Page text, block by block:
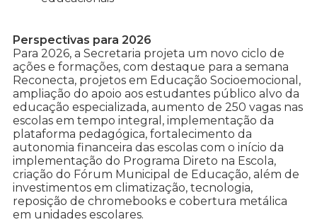
Perspectivas para 2026
Para 2026, a Secretaria projeta um novo ciclo de
ações e formações, com destaque para a semana
Reconecta, projetos em Educação Socioemocional,
ampliação do apoio aos estudantes público alvo da
educação especializada, aumento de 250 vagas nas
escolas em tempo integral, implementação da
plataforma pedagógica, fortalecimento da
autonomia financeira das escolas com o início da
implementação do Programa Direto na Escola,
criação do Fórum Municipal de Educação, além de
investimentos em climatização, tecnologia,
reposição de chromebooks e cobertura metálica
em unidades escolares.